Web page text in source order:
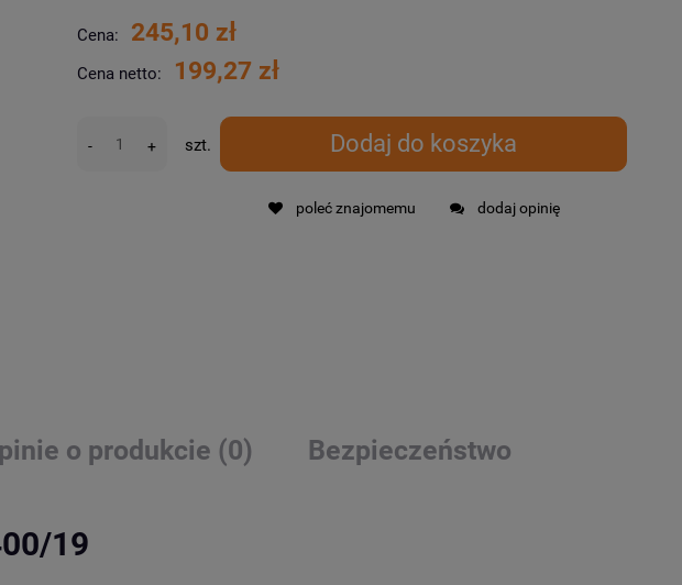
Cena: 245,10 zł
Cena netto: 199,27 zł
- + szt. Dodaj do koszyka
poleć znajomemu dodaj opinię
o produkcie (0) Bezpieczeństwo
19